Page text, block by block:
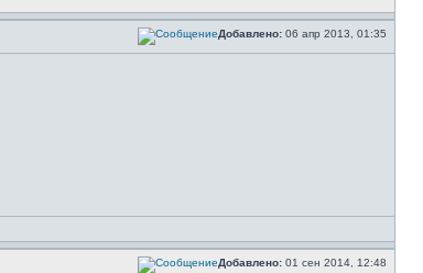
Добавлено: 06 апр 2013, 01:35
Добавлено: 01 сен 2014, 12:48